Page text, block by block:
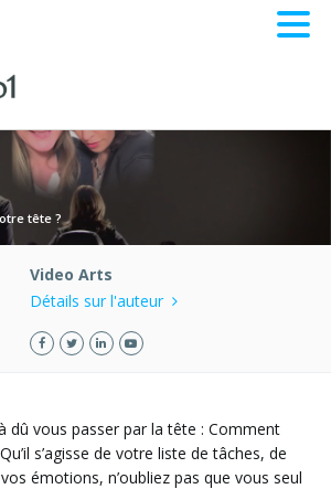
tête ?
Video Arts
Détails sur l'auteur
dû vous passer par la tête : Comment
s’agisse de votre liste de tâches, de
émotions, n’oubliez pas que vous seul